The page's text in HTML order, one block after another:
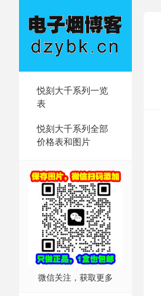
悦刻大千系列一览
表
悦刻大千系列全部
价格表和图片
微信关注，获取更多